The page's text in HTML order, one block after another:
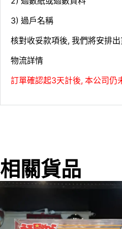
3) 過戶名稱
核對收妥款項後, 我們將安排出
物流詳情
訂單確認起3天計後, 本公司仍
相關貨品